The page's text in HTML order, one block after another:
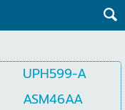
UPH599-A
ASM46AA